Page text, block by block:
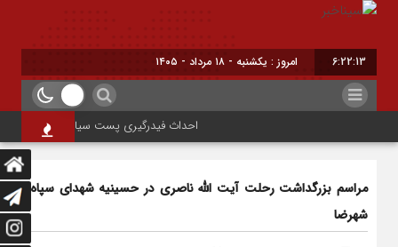
6:22:14 امروز : یکشنبه - ۱۸ مرداد - ۱۴۰۵
احداث فیدرگیری پست سیار شهرک رازی؛ گامی
مراسم بزرگداشت رحلت آیت الله ناصری در حسینیه شهدای سپاه
شهرضا